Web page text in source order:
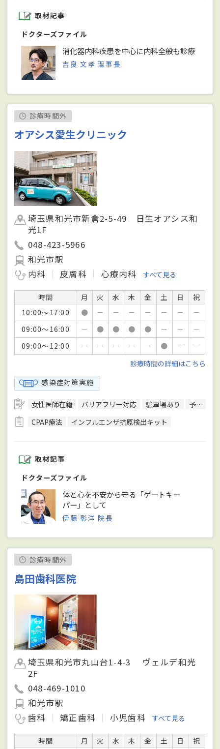
取材記事
ドクターズファイル
消化器内科疾患を中心に内科全般も診療
吉良 文孝 理事長
診療時間外
オアシス愛生クリニック
埼玉県和光市新倉2-5-49 日生オアシス和
光1F
048-423-5966
和光市駅
内科
皮膚科 心療内科 すべて見る
時間 月 火 水 木 金 土 日
祝
10:00～17:00
● － － － － － －
－
09:00～16:00
－ ● ● ● ● － －
－
09:00～12:00
－ － － － － ● －
－
診療時間の詳細はこちら
感染症対策実施
女性医師在籍 バリアフリー対応 駐車場あり 予約可
CPAP療法
インフルエンザ抗原検出キット
取材記事
ドクターズファイル
体と心を不安から守る「ゲートキー
パー」として
伊藤 彰洋 院長
診療時間外
島田歯科医院
埼玉県和光市丸山台1-4-3 ヴェルデ和光
2F
048-469-1010
和光市駅
歯科
矯正歯科 小児歯科 すべて見る
時間 月 火 水 木 金 土 日 祝